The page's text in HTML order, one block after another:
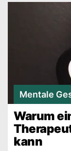
Mentale
Warum
kann